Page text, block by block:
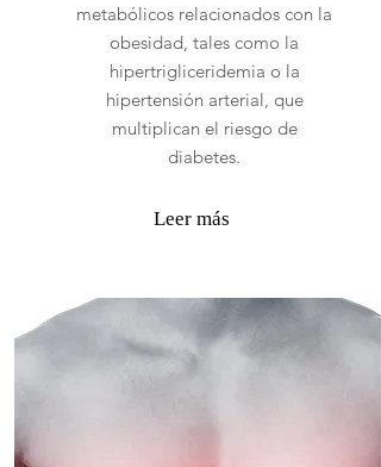
metabólicos relacionados con la
obesidad, tales como la
hipertrigliceridemia o la
hipertensión arterial, que
multiplican el riesgo de
diabetes.
Leer más